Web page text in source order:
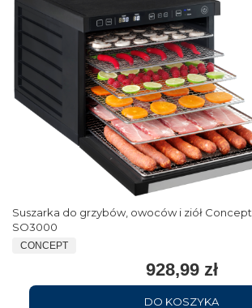
Suszarka do grzybów, owoców i ziół Concept PROFI 1000 W
SO3000
CONCEPT
928,99 zł
DO KOSZYKA